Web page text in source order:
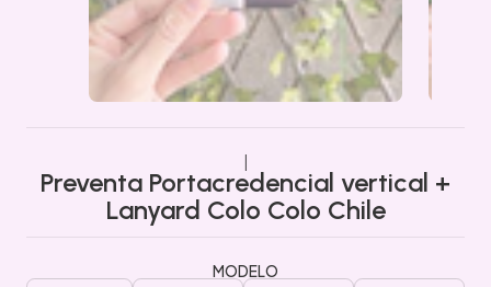
Preventa Portacredencial vertical +
Lanyard Colo Colo Chile
MODELO